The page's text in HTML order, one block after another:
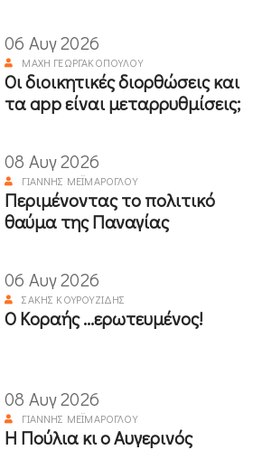
06 Αυγ 2026
ΜΆΧΗ ΓΕΩΡΓΑΚΟΠΟΎΛΟΥ
Οι διοικητικές διορθώσεις και
τα app είναι μεταρρυθμίσεις;
08 Αυγ 2026
ΓΙΆΝΝΗΣ ΜΕΪΜΆΡΟΓΛΟΥ
Περιμένοντας το πολιτικό
θαύμα της Παναγίας
06 Αυγ 2026
ΣΆΚΗΣ ΚΟΥΡΟΥΖΊΔΗΣ
Ο Κοραής ...ερωτευμένος!
08 Αυγ 2026
ΓΙΆΝΝΗΣ ΜΕΪΜΆΡΟΓΛΟΥ
Η Πούλια κι ο Αυγερινός